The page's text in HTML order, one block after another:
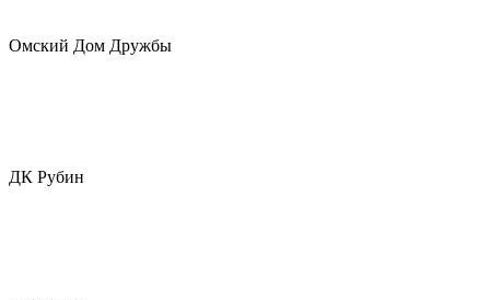
Омский Дом Дружбы
ДК Рубин